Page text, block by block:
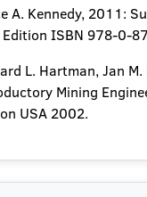
A. Kennedy, 2011:
Edition ISBN 978-0-
L. Hartman, Jan
Mining
USA 2002.